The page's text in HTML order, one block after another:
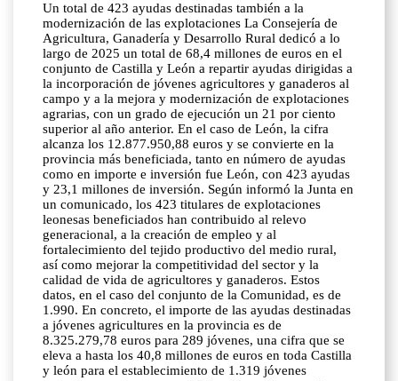
Un total de 423 ayudas destinadas también a la
modernización de las explotaciones La Consejería de
Agricultura, Ganadería y Desarrollo Rural dedicó a lo
largo de 2025 un total de 68,4 millones de euros en el
conjunto de Castilla y León a repartir ayudas dirigidas a
la incorporación de jóvenes agricultores y ganaderos al
campo y a la mejora y modernización de explotaciones
agrarias, con un grado de ejecución un 21 por ciento
superior al año anterior. En el caso de León, la cifra
alcanza los 12.877.950,88 euros y se convierte en la
provincia más beneficiada, tanto en número de ayudas
como en importe e inversión fue León, con 423 ayudas
y 23,1 millones de inversión. Según informó la Junta en
un comunicado, los 423 titulares de explotaciones
leonesas beneficiados han contribuido al relevo
generacional, a la creación de empleo y al
fortalecimiento del tejido productivo del medio rural,
así como mejorar la competitividad del sector y la
calidad de vida de agricultores y ganaderos. Estos
datos, en el caso del conjunto de la Comunidad, es de
1.990. En concreto, el importe de las ayudas destinadas
a jóvenes agricultures en la provincia es de
8.325.279,78 euros para 289 jóvenes, una cifra que se
eleva a hasta los 40,8 millones de euros en toda Castilla
y león para el establecimiento de 1.319 jóvenes